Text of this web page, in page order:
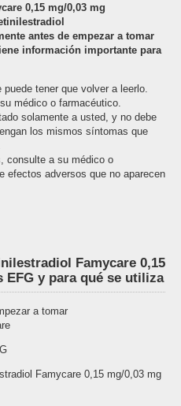
0,15 mg/0,03 mg
antes de empezar a tomar
información importante para
tener que volver a leerlo.
médico o farmacéutico.
solamente a usted, y no debe
los mismos síntomas que
consulte a su médico o
efectos adversos que no aparecen
Famycare 0,15
EFG y para qué se utiliza
a tomar
Famycare 0,15 mg/0,03 mg